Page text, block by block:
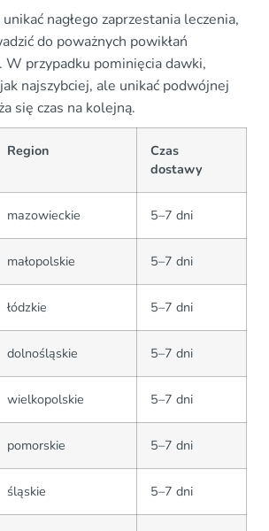
nagłego zaprzestania leczenia,
do poważnych powikłań
W przypadku pominięcia dawki,
najszybciej, ale unikać podwójnej
się czas na kolejną.
Region
Czas
dostawy
mazowieckie 5–7 dni
małopolskie 5–7 dni
łódzkie 5–7 dni
dolnośląskie 5–7 dni
wielkopolskie 5–7 dni
pomorskie 5–7 dni
śląskie 5–7 dni